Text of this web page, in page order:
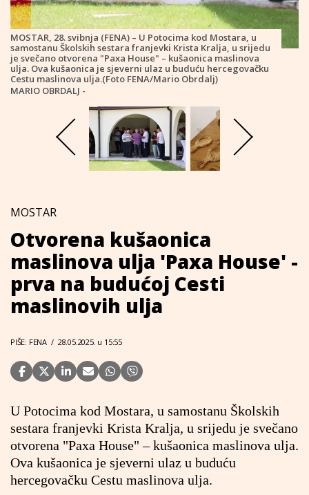
MOSTAR, 28. svibnja (FENA) – U Potocima kod Mostara, u
samostanu Školskih sestara franjevki Krista Kralja, u srijedu
je svečano otvorena "Paxa House" – kušaonica maslinova
ulja. Ova kušaonica je sjeverni ulaz u buduću hercegovačku
Cestu maslinova ulja.(Foto FENA/Mario Obrdalj)
MARIO OBRDALJ -
MOSTAR
Otvorena kušaonica
maslinova ulja 'Paxa House' -
prva na budućoj Cesti
maslinovih ulja
PIŠE: FENA / 28.05.2025. u 15:55
U Potocima kod Mostara, u samostanu Školskih
sestara franjevki Krista Kralja, u srijedu je svečano
otvorena "Paxa House" – kušaonica maslinova ulja.
Ova kušaonica je sjeverni ulaz u buduću
hercegovačku Cestu maslinova ulja.